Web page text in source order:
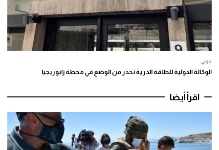
دولي
الوكالة الدولية للطاقة الذرية تحذر من الوضع في محطة زابوريجيا
اقرأ أيضا